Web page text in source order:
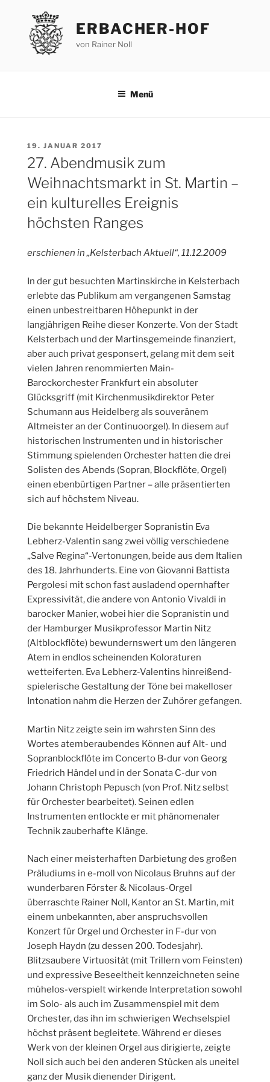
springen
ERBACHER-HOF
von Rainer Noll
Menü
VERÖFFENTLICHT
AM
19. JANUAR 2017
27. Abendmusik zum
Weihnachtsmarkt in St. Martin –
ein kulturelles Ereignis
höchsten Ranges
erschienen in „Kelsterbach Aktuell“, 11.12.2009
In der gut besuchten Martinskirche in Kelsterbach
erlebte das Publikum am vergangenen Samstag
einen unbestreitbaren Höhepunkt in der
langjährigen Reihe dieser Konzerte. Von der Stadt
Kelsterbach und der Martinsgemeinde finanziert,
aber auch privat gesponsert, gelang mit dem seit
vielen Jahren renommierten Main-
Barockorchester Frankfurt ein absoluter
Glücksgriff (mit Kirchenmusikdirektor Peter
Schumann aus Heidelberg als souveränem
Altmeister an der Continuoorgel). In diesem auf
historischen Instrumenten und in historischer
Stimmung spielenden Orchester hatten die drei
Solisten des Abends (Sopran, Blockflöte, Orgel)
einen ebenbürtigen Partner – alle präsentierten
sich auf höchstem Niveau.
Die bekannte Heidelberger Sopranistin Eva
Lebherz-Valentin sang zwei völlig verschiedene
„Salve Regina“-Vertonungen, beide aus dem Italien
des 18. Jahrhunderts. Eine von Giovanni Battista
Pergolesi mit schon fast ausladend opernhafter
Expressivität, die andere von Antonio Vivaldi in
barocker Manier, wobei hier die Sopranistin und
der Hamburger Musikprofessor Martin Nitz
(Altblockflöte) bewundernswert um den längeren
Atem in endlos scheinenden Koloraturen
wetteiferten. Eva Lebherz-Valentins hinreißend-
spielerische Gestaltung der Töne bei makelloser
Intonation nahm die Herzen der Zuhörer gefangen.
Martin Nitz zeigte sein im wahrsten Sinn des
Wortes atemberaubendes Können auf Alt- und
Sopranblockflöte im Concerto B-dur von Georg
Friedrich Händel und in der Sonata C-dur von
Johann Christoph Pepusch (von Prof. Nitz selbst
für Orchester bearbeitet). Seinen edlen
Instrumenten entlockte er mit phänomenaler
Technik zauberhafte Klänge.
Nach einer meisterhaften Darbietung des großen
Präludiums in e-moll von Nicolaus Bruhns auf der
wunderbaren Förster & Nicolaus-Orgel
überraschte Rainer Noll, Kantor an St. Martin, mit
einem unbekannten, aber anspruchsvollen
Konzert für Orgel und Orchester in F-dur von
Joseph Haydn (zu dessen 200. Todesjahr).
Blitzsaubere Virtuosität (mit Trillern vom Feinsten)
und expressive Beseeltheit kennzeichneten seine
mühelos-verspielt wirkende Interpretation sowohl
im Solo- als auch im Zusammenspiel mit dem
Orchester, das ihn im schwierigen Wechselspiel
höchst präsent begleitete. Während er dieses
Werk von der kleinen Orgel aus dirigierte, zeigte
Noll sich auch bei den anderen Stücken als uneitel
ganz der Musik dienender Dirigent.